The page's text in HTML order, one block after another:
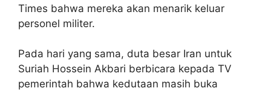
Times bahwa mereka akan menarik keluar
personel militer.
Pada hari yang sama, duta besar Iran untuk
Suriah Hossein Akbari berbicara kepada TV
pemerintah bahwa kedutaan masih buka